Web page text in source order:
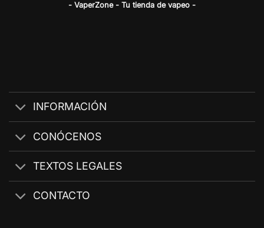
- VaperZone - Tu tienda de vapeo -
INFORMACIÓN
CONÓCENOS
TEXTOS LEGALES
CONTACTO